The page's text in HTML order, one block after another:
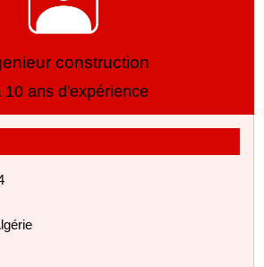
construction
10 ans d'expérience